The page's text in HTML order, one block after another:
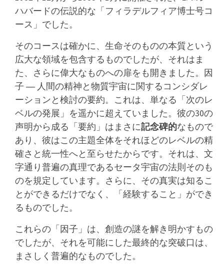
ハバードの伝説的な「フィラデルフィア博士号コ
ース」でした。
そのコースは確かに、生命そのものの本質という
広大な領域を包含するものでしたが、それはま
た、さらに偉大なものへの扉をも開きました。因
子 ― 人間の精神と物質宇宙に関するコンシダレ
ーションと検討の要約。 これは、単なる「次のレ
ベルの発展」を遥かに超えていました。彼の30の
声明から成る「要約」はまさに記念碑的なもので
あり、彼はこの主題全体をそれほどのレベルの精
確さと統一性へと至らせたからです。それは、文
字通り普遍の真理であるセータ宇宙の法則そのも
のを規定しています。 さらに、その真実は知るこ
とができるだけでなく、「経験すること」ができ
るものでした。
これらの「因子」は、創造の謎を解き明かすもの
でしたが、それを可能にした最終的な突破口は、
まさしく普遍的なものでした。